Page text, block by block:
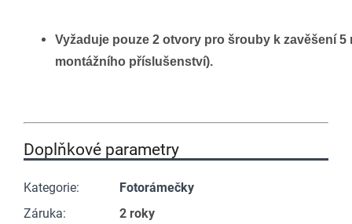
Vyžaduje pouze 2 otvory pro šrouby k zavěšení 5
montážního příslušenství).
Doplňkové parametry
Kategorie:
Fotorámečky
Záruka:
2 roky